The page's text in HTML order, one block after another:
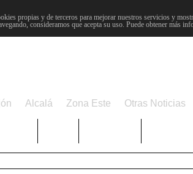
propias y de terceros para mejorar nuestros servicios y
consideramos que acepta su uso. Puede obtener más
Alcalá Zona Este Otras Noticias